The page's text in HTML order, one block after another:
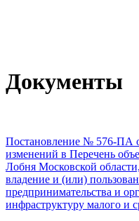
Документы
Постановление № 576-ПА
изменений в Перечень
Лобня Московской
владение и (или)
предпринимательства и
инфраструктуру малого и